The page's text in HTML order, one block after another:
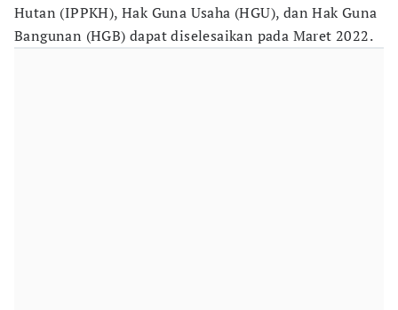
Hutan (IPPKH), Hak Guna Usaha (HGU), dan Hak Guna
Bangunan (HGB) dapat diselesaikan pada Maret 2022.